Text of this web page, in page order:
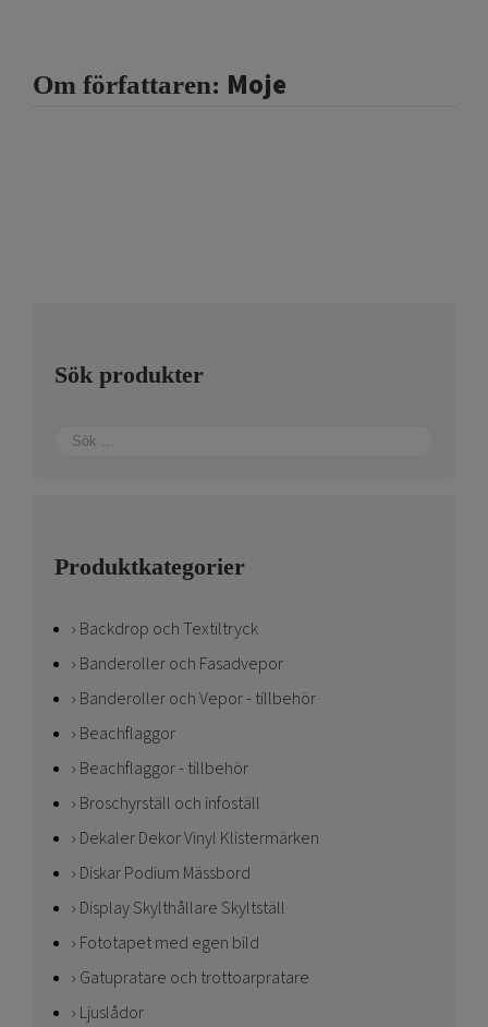
Om författaren: Moje
Sök produkter
Produktkategorier
Backdrop och Textiltryck
Banderoller och Fasadvepor
Banderoller och Vepor - tillbehör
Beachflaggor
Beachflaggor - tillbehör
Broschyrställ och infoställ
Dekaler Dekor Vinyl Klistermärken
Diskar Podium Mässbord
Display Skylthållare Skyltställ
Fototapet med egen bild
Gatupratare och trottoarpratare
Ljuslådor